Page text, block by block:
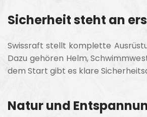
Sicherheit steht an
Swissraft stellt komplette
Dazu gehören Helm,
dem Start gibt es klare
Natur und